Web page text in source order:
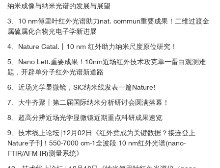
纳米成像与纳米光谱的发展与展望
3、10 nm傅里叶红外光谱助力nat. commun重要成果！二维过渡金
属硫属化合物光电子学新进展
4、Nature Catal.丨10 nm 红外助力纳米尺度原位研究！
5、Nano Lett.重要成果！10nm近场红外技术攻克单一蛋白观测难
题，开辟单分子红外光谱新道路
6、近场光学显微镜，SiC纳米线发表一篇Nature!
7、大牛齐聚丨第二届国际纳米分析研讨会圆满落幕！
8、超高分辨近场光学显微镜近期重点科研成果速览
9、技术线上论坛|12月02日《红外竟成为关键数据？接连登上
Nature子刊！550-7000 cm-1全波段 10 nm红外光谱(nano-
FTIR/AFM-IR)测量系统》